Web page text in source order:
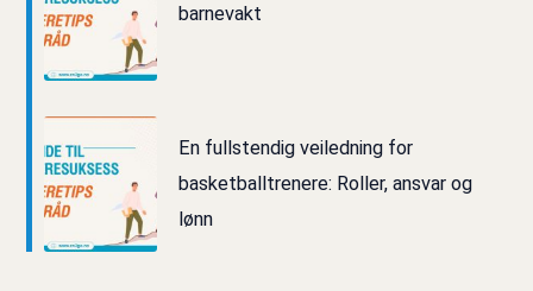
barnevakt
En fullstendig veiledning for
basketballtrenere: Roller, ansvar og
lønn